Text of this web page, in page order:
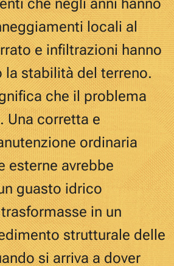
che negli anni hanno
locali al
e infiltrazioni hanno
la stabilità del terreno.
che il problema
Una corretta e
ordinaria
esterne avrebbe
guasto idrico
in un
strutturale delle
si arriva a dover